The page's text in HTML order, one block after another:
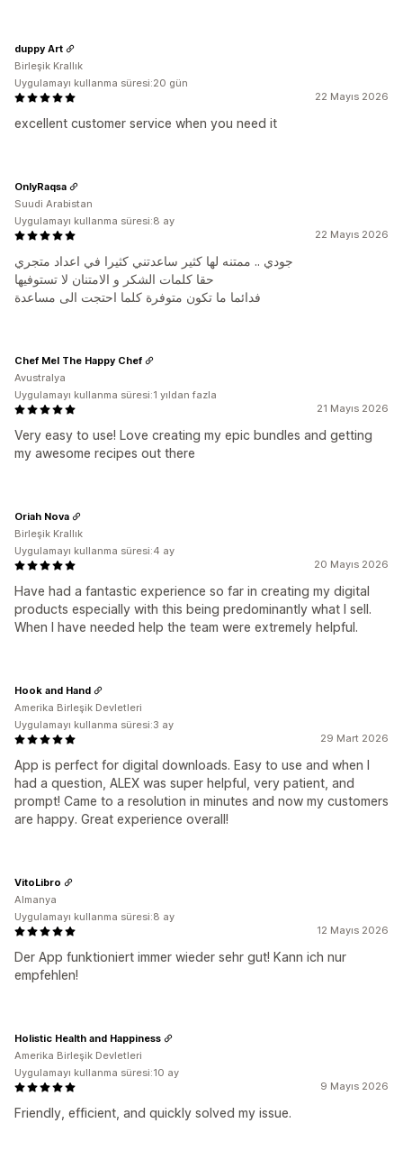
22 Mayıs 2026
excellent customer service when you need it
duppy Art
Birleşik Krallık
Uygulamayı kullanma süresi:20 gün
22 Mayıs 2026
جودي .. ممتنه لها كثير ساعدتني كثيرا في اعداد متجري
حقا كلمات الشكر و الامتنان لا تستوفيها
فدائما ما تكون متوفرة كلما احتجت الى مساعدة
OnlyRaqsa
Suudi Arabistan
Uygulamayı kullanma süresi:8 ay
21 Mayıs 2026
Very easy to use! Love creating my epic bundles and getting
my awesome recipes out there
Chef Mel The Happy Chef
Avustralya
Uygulamayı kullanma süresi:1 yıldan fazla
20 Mayıs 2026
Have had a fantastic experience so far in creating my digital
products especially with this being predominantly what I sell.
When I have needed help the team were extremely helpful.
Oriah Nova
Birleşik Krallık
Uygulamayı kullanma süresi:4 ay
29 Mart 2026
App is perfect for digital downloads. Easy to use and when I
had a question, ALEX was super helpful, very patient, and
prompt! Came to a resolution in minutes and now my customers
are happy. Great experience overall!
Hook and Hand
Amerika Birleşik Devletleri
Uygulamayı kullanma süresi:3 ay
12 Mayıs 2026
Der App funktioniert immer wieder sehr gut! Kann ich nur
empfehlen!
VitoLibro
Almanya
Uygulamayı kullanma süresi:8 ay
9 Mayıs 2026
Friendly, efficient, and quickly solved my issue.
Holistic Health and Happiness
Amerika Birleşik Devletleri
Uygulamayı kullanma süresi:10 ay